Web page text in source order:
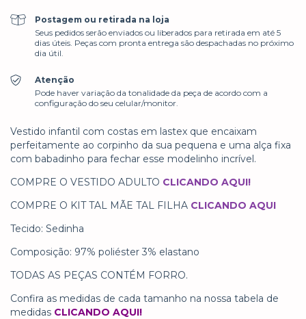
Postagem ou retirada na loja
Seus pedidos serão enviados ou liberados para retirada em até 5
dias úteis. Peças com pronta entrega são despachadas no próximo
dia útil.
Atenção
Pode haver variação da tonalidade da peça de acordo com a
configuração do seu celular/monitor.
Vestido infantil com costas em lastex que encaixam
perfeitamente ao corpinho da sua pequena e uma alça fixa
com babadinho para fechar esse modelinho incrível.
COMPRE O VESTIDO ADULTO CLICANDO AQUI!
COMPRE O KIT TAL MÃE TAL FILHA CLICANDO AQUI
Tecido: Sedinha
Composição: 97% poliéster 3% elastano
TODAS AS PEÇAS CONTÉM FORRO.
Confira as medidas de cada tamanho na nossa tabela de
medidas CLICANDO AQUI!